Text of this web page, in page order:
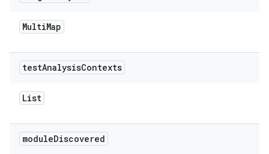
MultiMap
testAnalysisContexts
List
moduleDiscovered